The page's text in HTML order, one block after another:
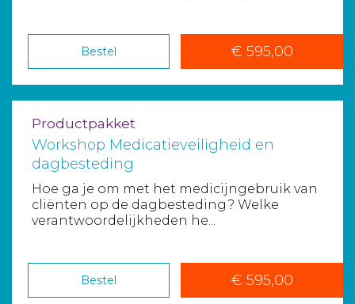
Bestel € 595,00
Productpakket
Workshop Medicatieveiligheid en
dagbesteding
Hoe ga je om met het medicijngebruik van
cliënten op de dagbesteding? Welke
verantwoordelijkheden he...
Bestel € 595,00